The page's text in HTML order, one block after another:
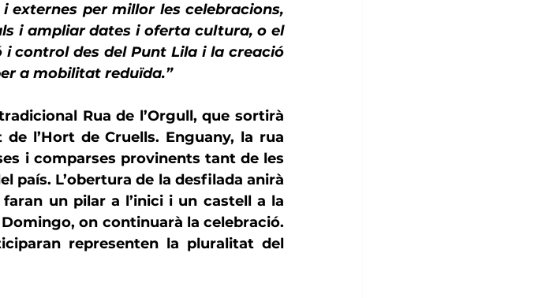
externes per millor les celebracions,
i ampliar dates i oferta cultura, o el
control des del Punt Lila i la creació
a mobilitat reduïda.”
Rua de l’Orgull, que sortirà
de l’Hort de Cruells. Enguany, la rua
i comparses provinents tant de les
país. L’obertura de la desfilada anirà
faran un pilar a l’inici i un castell a la
Domingo, on continuarà la celebració.
representen la pluralitat del